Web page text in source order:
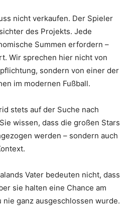
nicht verkaufen. Der Spieler
des Projekts. Jede
Summen erfordern –
Wir sprechen hier nicht von
sondern von einer der
im modernen Fußball.
stets auf der Suche nach
wissen, dass die großen Stars
werden – sondern auch
Vater bedeuten nicht, dass
sie halten eine Chance am
nie ganz ausgeschlossen wurde.